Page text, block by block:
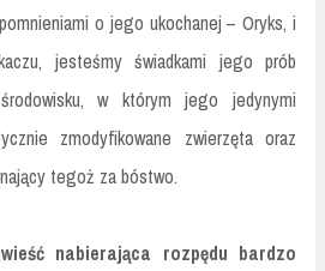
o jego ukochanej – Oryks, i
jesteśmy świadkami jego prób
w którym jego jedynymi
zmodyfikowane zwierzęta oraz
tegoż za bóstwo.
nabierająca rozpędu bardzo